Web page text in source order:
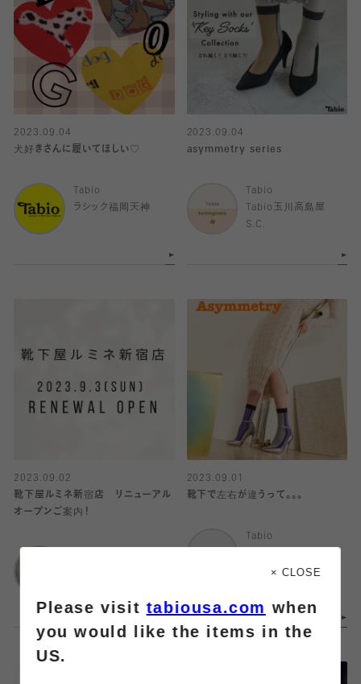
2023.09.04
犬好きさんに履いてほしい♡
Tabio
ラシック福岡天神
2023.09.04
asymmetry series
Tabio
Tabio玉川高島屋
S.C.
2023.09.02
靴下屋ルミネ新宿店 リニューアル
オープンご案内！
2023.09.01
靴下で左右が違うって。。。
Tabio
× CLOSE
Please visittabiousa.com when
you would like the items in the
US.